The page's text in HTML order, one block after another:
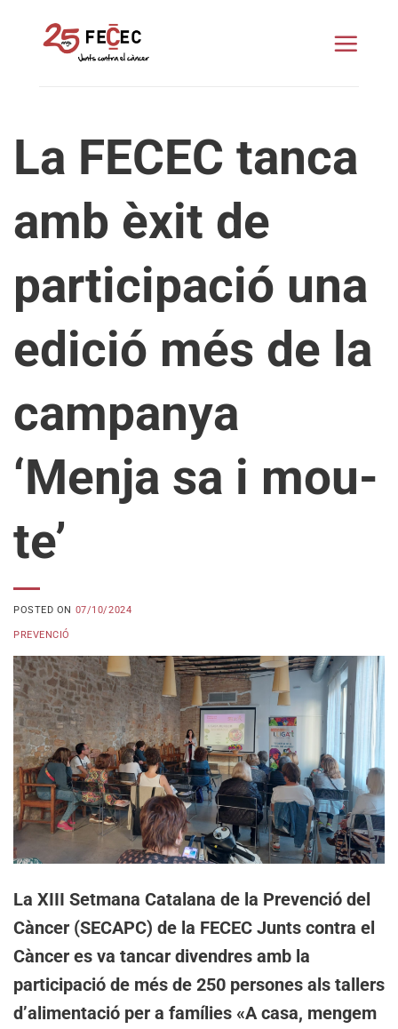
La FECEC tanca
amb èxit de
participació una
edició més de la
campanya
‘Menja sa i mou-
te’
POSTED ON 07/10/2024
PREVENCIÓ
La XIII Setmana Catalana de la Prevenció del
Càncer (SECAPC) de la FECEC Junts contra el
Càncer es va tancar divendres amb la
participació de més de 250 persones als tallers
d’alimentació per a famílies «A casa, mengem